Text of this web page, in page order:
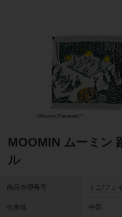
MOOMIN ムーミン
ル
商品管理番号 ミニ/フェ
生産地 中国